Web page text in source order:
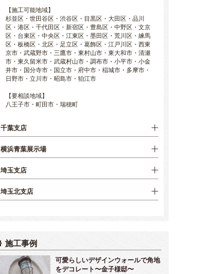
【施工可能地域】
杉並区・世田谷区・渋谷区・目黒区・大田区・品川
区・港区・千代田区・新宿区・豊島区・中野区・文京
区・台東区・中央区・江東区・墨田区・荒川区・練馬
区・板橋区・北区・足立区・葛飾区・江戸川区・西東
京市・武蔵野市・三鷹市・東村山市・東大和市・清瀬
市・東久留米市・武蔵村山市・調布市・小平市・小金
井市・国分寺市・国立市・府中市・稲城市・多摩市・
日野市・立川市・昭島市・狛江市
【要相談地域】
八王子市・町田市・瑞穂町
千葉支店
横浜青葉展示場
埼玉支店
埼玉北支店
施工事例
可愛らしいデザインウォールで角地
をデコレート〜金子様邸〜